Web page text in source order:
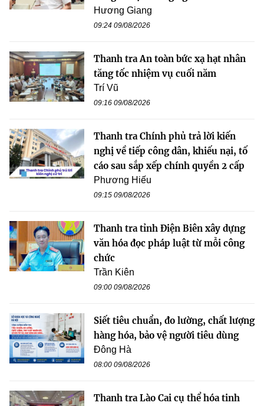
Hương Giang
09:24 09/08/2026
Thanh tra An toàn bức xạ hạt nhân
tăng tốc nhiệm vụ cuối năm
Trí Vũ
09:16 09/08/2026
Thanh tra Chính phủ trả lời kiến
nghị về tiếp công dân, khiếu nại, tố
cáo sau sắp xếp chính quyền 2 cấp
Phương Hiếu
09:15 09/08/2026
Thanh tra tỉnh Điện Biên xây dựng
văn hóa đọc pháp luật từ mỗi công
chức
Trần Kiên
09:00 09/08/2026
Siết tiêu chuẩn, đo lường, chất lượng
hàng hóa, bảo vệ người tiêu dùng
Đông Hà
08:00 09/08/2026
Thanh tra Lào Cai cụ thể hóa tinh